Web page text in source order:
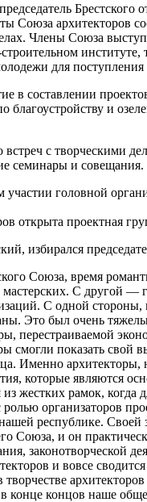
Союза архитекторов
Члены Союза
для
в составлении
благоустройству и
с творческими
семинары и
участии головной
открыта проектная
избирался
Союза, время
мастерских. С другой
С одной
Это был очень
перестраиваемой
смогли показать
Именно
которые являются
жестких рамок, когда
ролью организаторов
республике. Своей
Cоюза, и он
законотворческой
и вовсе
творчестве
конце концов наше